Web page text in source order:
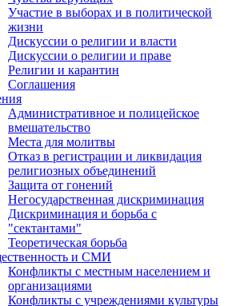
Участие в выборах и в политической
жизни
Дискуссии о религии и власти
Дискуссии о религии и праве
Религии и карантин
Соглашения
Административное и полицейское
вмешательство
Места для молитвы
Отказ в регистрации и ликвидация
религиозных объединений
Защита от гонений
Негосударственная дискриминация
Дискриминация и борьба с
"сектантами"
Теоретическая борьба
и СМИ
Конфликты с местным населением и
организациями
Конфликты с учреждениями культуры